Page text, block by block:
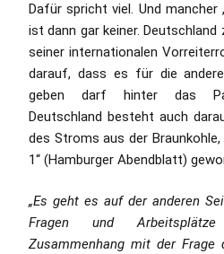
Dafür spricht viel. Und mancher
ist dann gar keiner.
seiner internationalen
darauf, dass es für die
geben darf hinter das
Deutschland besteht auch
des Stroms aus der Braunkohle,
1“ (Hamburger Abendblatt)
„Es geht es auf der anderen
Fragen und
Zusammenhang mit der Frage